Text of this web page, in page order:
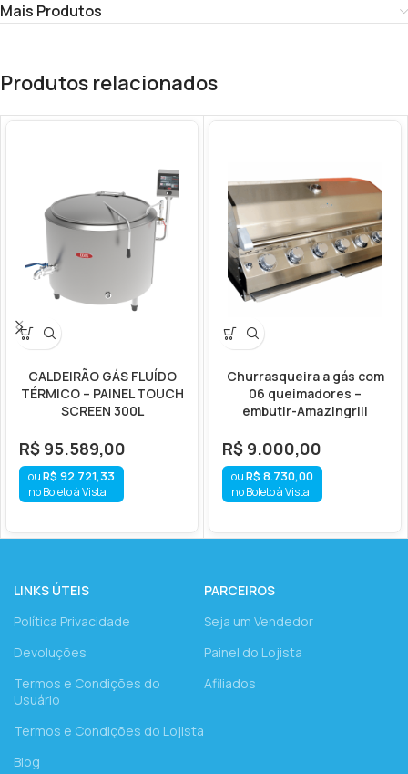
Mais Produtos
Produtos relacionados
CALDEIRÃO GÁS FLUÍDO
TÉRMICO – PAINEL TOUCH
SCREEN 300L
R$ 95.589,00
R$ 92.721,33
no Boleto à Vista
Churrasqueira a gás com
06 queimadores –
embutir-Amazingrill
R$ 9.000,00
R$ 8.730,00
no Boleto à Vista
LINKS ÚTEIS
Política Privacidade
Devoluções
Termos e Condições do
Usuário
Termos e Condições do Lojista
Blog
PARCEIROS
Seja um Vendedor
Painel do Lojista
Afiliados